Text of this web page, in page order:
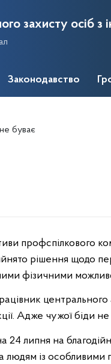
захисту осіб з
Законодавство
буває
профспілкового
рішення щодо
фізичними
центрального
Адже чужої біди
24 липня на
людям із особливими